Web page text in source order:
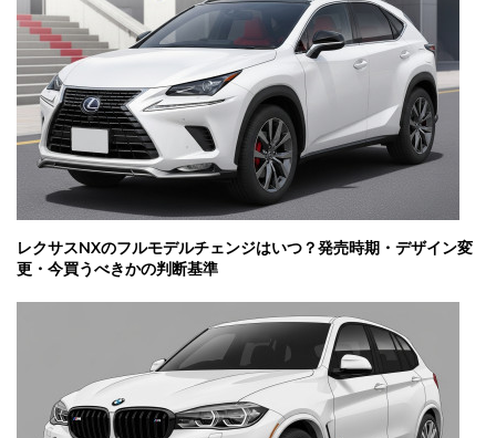
レクサスNXのフルモデルチェンジはいつ？発売時期・デザイン変
更・今買うべきかの判断基準